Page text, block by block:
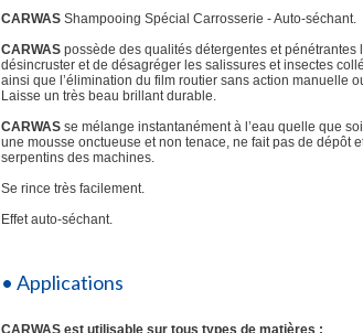
CARWAS Shampooing Spécial Carrosserie - Auto-séchant.
CARWAS possède des qualités détergentes et pénétrantes
désincruster et de désagréger les salissures et insectes
ainsi que l’élimination du film routier sans action manuelle
Laisse un très beau brillant durable.
CARWAS se mélange instantanément à l’eau quelle que
une mousse onctueuse et non tenace, ne fait pas de dépôt
serpentins des machines.
Se rince très facilement.
Effet auto-séchant.
• Applications
CARWAS est utilisable sur tous types de matières :